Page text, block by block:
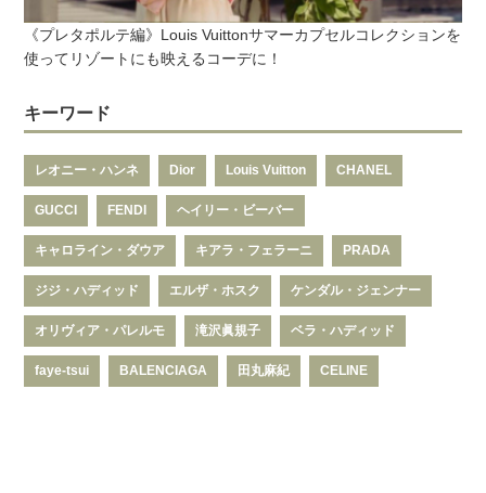
《プレタポルテ編》Louis Vuittonサマーカプセルコレクションを
使ってリゾートにも映えるコーデに！
キーワード
レオニー・ハンネ Dior Louis Vuitton CHANEL
GUCCI FENDI ヘイリー・ビーバー
キャロライン・ダウア キアラ・フェラーニ PRADA
ジジ・ハディッド エルザ・ホスク ケンダル・ジェンナー
オリヴィア・パレルモ 滝沢眞規子 ベラ・ハディッド
faye-tsui BALENCIAGA 田丸麻紀 CELINE